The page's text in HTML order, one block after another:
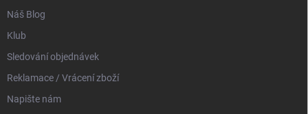
Náš Blog
Klub
Sledování objednávek
Reklamace / Vrácení zboží
Napište nám